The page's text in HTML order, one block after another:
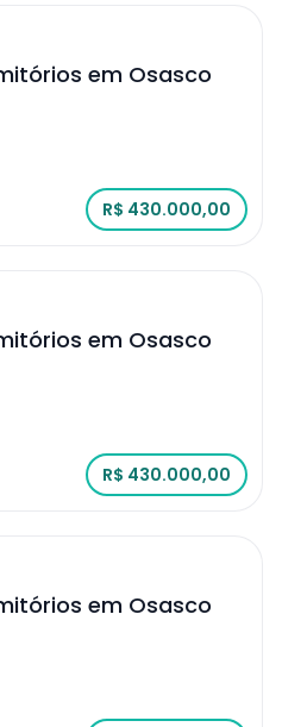
em Osasco
R$ 430.000,00
em Osasco
R$ 430.000,00
em Osasco